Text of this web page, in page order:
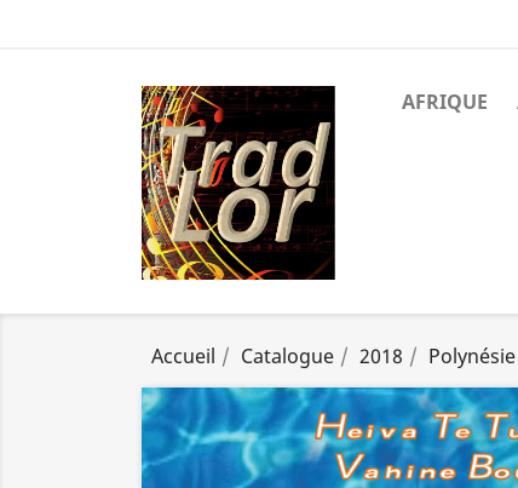
AFRIQUE
Accueil Catalogue 2018 Polynésie